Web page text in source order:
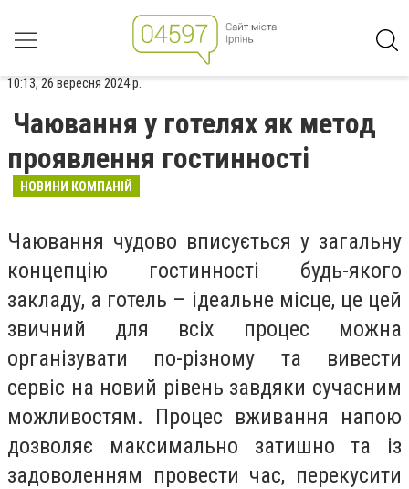
10:13, 26 вересня 2024 р.
Чаювання у готелях як метод
проявлення гостинності
НОВИНИ КОМПАНІЙ
Чаювання чудово вписується у загальну
концепцію гостинності будь-якого
закладу, а готель – ідеальне місце, це цей
звичний для всіх процес можна
організувати по-різному та вивести
сервіс на новий рівень завдяки сучасним
можливостям. Процес вживання напою
дозволяє максимально затишно та із
задоволенням провести час, перекусити